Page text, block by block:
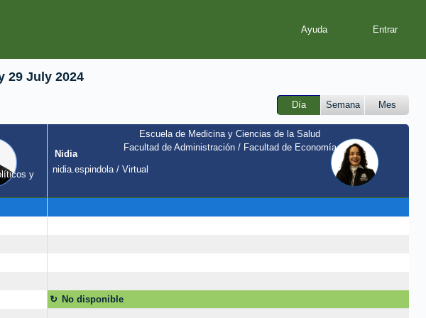
Ayuda
29 July 2024
Día Semana Mes
y
Nidia
nidia.espindola / Virtual
Escuela de Medicina y Ciencias de la Salud
Facultad de Administración / Facultad de Economía
No disponible